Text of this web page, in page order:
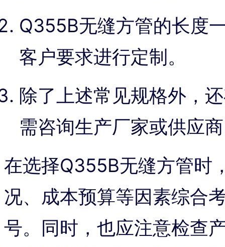
Q355B无缝方管的长度
客户要求进行定制。
除了上述常见规格外，
需咨询生产厂家或供应
在选择Q355B无缝方管时
况、成本预算等因素综合
号。同时，也应注意检查